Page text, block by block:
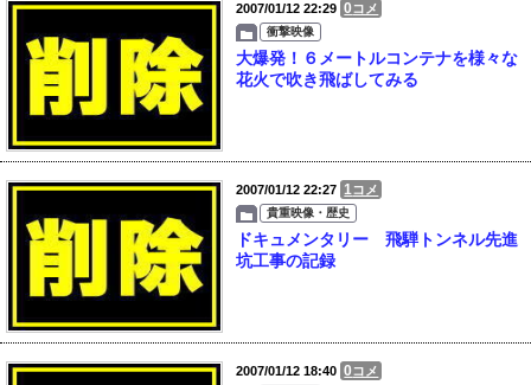
2007/01/12 22:29 0 コメ
衝撃映像
大爆発！６メートルコンテナを様々な
花火で吹き飛ばしてみる
2007/01/12 22:27 1コメ
貴重映像・歴史
ドキュメンタリー 飛騨トンネル先進
坑工事の記録
2007/01/12 18:40 0 コメ